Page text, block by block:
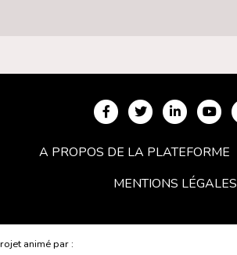
A PROPOS DE LA PLATEFORME
MENTIONS LÉGALES
animé par :